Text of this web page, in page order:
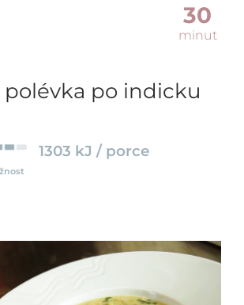
30
minut
polévka po indicku
1303 kJ / porce